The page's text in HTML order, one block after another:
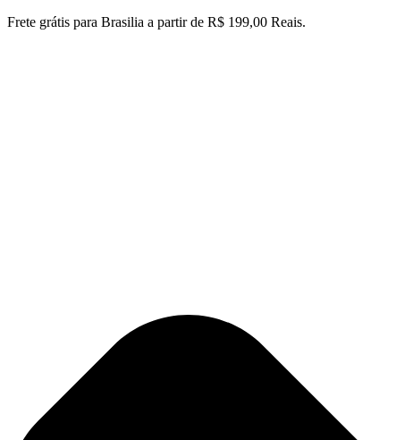
Ir
Frete grátis para Brasilia a partir de R$ 199,00 Reais.